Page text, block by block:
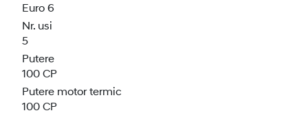
Euro 6
Nr. usi
5
Putere
100 CP
Putere motor termic
100 CP